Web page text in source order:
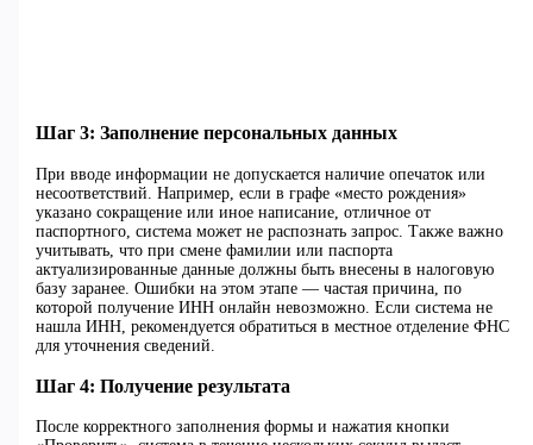
Шаг 3: Заполнение персональных данных
При вводе информации не допускается наличие опечаток или
несоответствий. Например, если в графе «место рождения»
указано сокращение или иное написание, отличное от
паспортного, система может не распознать запрос. Также важно
учитывать, что при смене фамилии или паспорта
актуализированные данные должны быть внесены в налоговую
базу заранее. Ошибки на этом этапе — частая причина, по
которой получение ИНН онлайн невозможно. Если система не
нашла ИНН, рекомендуется обратиться в местное отделение ФНС
для уточнения сведений.
Шаг 4: Получение результата
После корректного заполнения формы и нажатия кнопки